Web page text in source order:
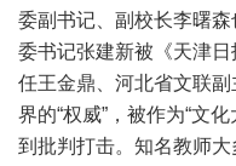
委副书记、副校长李曙森
委书记张建新被《天津
任王金鼎、河北省文联
界的“权威”，被作为“文
到批判打击。知名教师